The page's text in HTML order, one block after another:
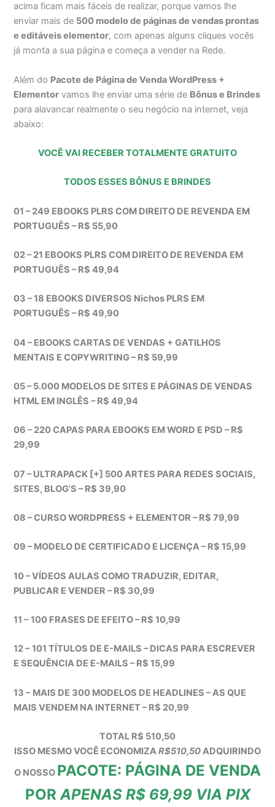
acima ficam mais fáceis de realizar, porque vamos lhe
enviar mais de 500 modelo de páginas de vendas prontas
e editáveis elementor, com apenas alguns cliques vocês
já monta a sua página e começa a vender na Rede.
Além do Pacote de Página de Venda WordPress +
Elementor vamos lhe enviar uma série de Bônus e Brindes
para alavancar realmente o seu negócio na internet, veja
abaixo:
VOCÊ VAI RECEBER TOTALMENTE GRATUITO
TODOS ESSES BÔNUS E BRINDES
01 – 249 EBOOKS PLRS COM DIREITO DE REVENDA EM
PORTUGUÊS – R$ 55,90
02 – 21 EBOOKS PLRS COM DIREITO DE REVENDA EM
PORTUGUÊS – R$ 49,94
03 – 18 EBOOKS DIVERSOS Nichos PLRS EM
PORTUGUÊS – R$ 49,90
04 – EBOOKS CARTAS DE VENDAS + GATILHOS
MENTAIS E COPYWRITING – R$ 59,99
05 – 5.000 MODELOS DE SITES E PÁGINAS DE VENDAS
HTML EM INGLÊS – R$ 49,94
06 – 220 CAPAS PARA EBOOKS EM WORD E PSD – R$
29,99
07 – ULTRAPACK [+] 500 ARTES PARA REDES SOCIAIS,
SITES, BLOG’S – R$ 39,90
08 – CURSO WORDPRESS + ELEMENTOR – R$ 79,99
09 – MODELO DE CERTIFICADO E LICENÇA – R$ 15,99
10 – VÍDEOS AULAS COMO TRADUZIR, EDITAR,
PUBLICAR E VENDER – R$ 30,99
11 – 100 FRASES DE EFEITO – R$ 10,99
12 – 101 TÍTULOS DE E-MAILS – DICAS PARA ESCREVER
E SEQUÊNCIA DE E-MAILS – R$ 15,99
13 – MAIS DE 300 MODELOS DE HEADLINES – AS QUE
MAIS VENDEM NA INTERNET – R$ 20,99
TOTAL R$ 510,50
ISSO MESMO VOCÊ ECONOMIZAR$510,50ADQUIRINDO
O NOSSO PACOTE: PÁGINA DE VENDA
PORAPENAS R$ 69,99 VIA PIX